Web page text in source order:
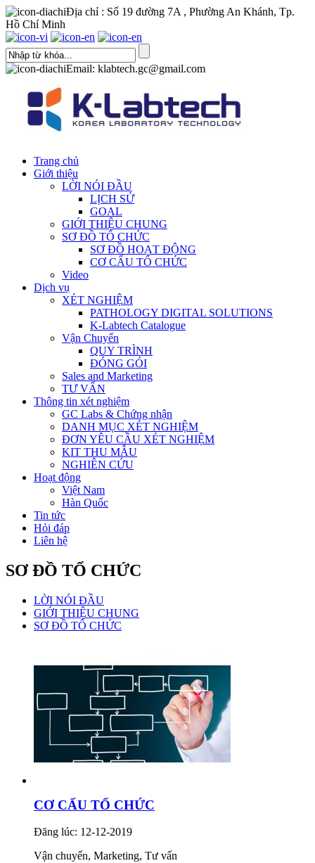
Địa chỉ : Số 19 đường 7A , Phường An Khánh, Tp.
Hồ Chí Minh
Email: klabtech.gc@gmail.com
Trang chủ
Giới thiệu
LỜI NÓI ĐẦU
LỊCH SỬ
GOAL
GIỚI THIỆU CHUNG
SƠ ĐỒ TỔ CHỨC
SƠ ĐỒ HOẠT ĐỘNG
CƠ CẤU TỔ CHỨC
Video
Dịch vụ
XÉT NGHIỆM
PATHOLOGY DIGITAL SOLUTIONS
K-Labtech Catalogue
Vận Chuyển
QUY TRÌNH
ĐÓNG GÓI
Sales and Marketing
TƯ VẤN
Thông tin xét nghiệm
GC Labs & Chứng nhận
DANH MỤC XÉT NGHIỆM
ĐƠN YÊU CẦU XÉT NGHIỆM
KIT THU MẪU
NGHIÊN CỨU
Hoạt động
Việt Nam
Hàn Quốc
Tin tức
Hỏi đáp
Liên hệ
SƠ ĐỒ TỔ CHỨC
LỜI NÓI ĐẦU
GIỚI THIỆU CHUNG
SƠ ĐỒ TỔ CHỨC
CƠ CẤU TỔ CHỨC
Đăng lúc: 12-12-2019
Vận chuyển, Marketing, Tư vấn